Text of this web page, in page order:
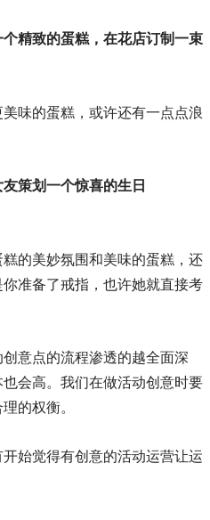
精致的蛋糕，在花店订制一束
味的蛋糕，或许还有一点点浪
策划一个惊喜的生日
的美妙氛围和美味的蛋糕，还
准备了戒指，也许她就直接考
意点的流程渗透的越全面深
会高。我们在做活动创意时要
的权衡。
始觉得有创意的活动运营让运